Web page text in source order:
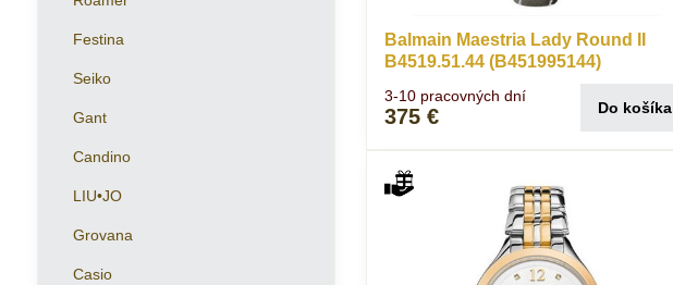
Balmain Maestria Lady Round II
B4519.51.44 (B451995144)
3-10 pracovných dní
375 € Do košíka
Festina
Seiko
Gant
Candino
LIU•JO
Grovana
Casio